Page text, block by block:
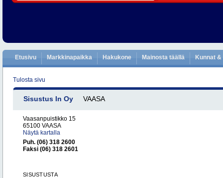
Etusivu Markkinapaikka Hakukone Mainosta täällä Kunnat
Tulosta sivu
Sisustus In Oy VAASA
Vaasanpuistikko 15
65100 VAASA
Näytä kartalla
Puh. (06) 318 2600
Faksi (06) 318 2601
SISUSTUSTA